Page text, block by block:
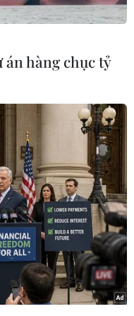
toàn
#Rét đậm
hàng chục tỷ